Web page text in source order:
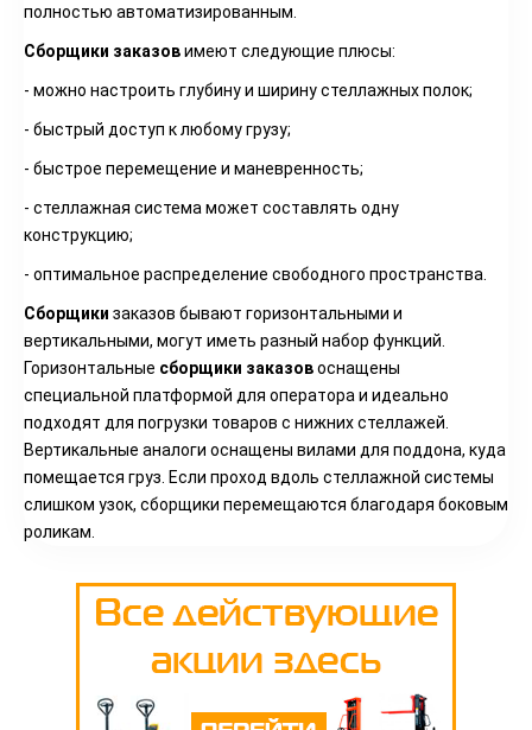
полностью автоматизированным.
Сборщики заказовимеют следующие плюсы:
- можно настроить глубину и ширину стеллажных полок;
- быстрый доступ к любому грузу;
- быстрое перемещение и маневренность;
- стеллажная система может составлять одну
конструкцию;
- оптимальное распределение свободного пространства.
Сборщики заказов бывают горизонтальными и
вертикальными, могут иметь разный набор функций.
Горизонтальные сборщики заказовоснащены
специальной платформой для оператора и идеально
подходят для погрузки товаров с нижних стеллажей.
Вертикальные аналоги оснащены вилами для поддона, куда
помещается груз. Если проход вдоль стеллажной системы
слишком узок, сборщики перемещаются благодаря боковым
роликам.